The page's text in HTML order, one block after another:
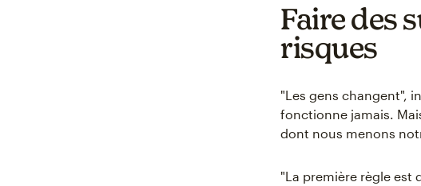
Faire des
risques
"Les gens changent",
fonctionne jamais.
dont nous menons
"La première règle est